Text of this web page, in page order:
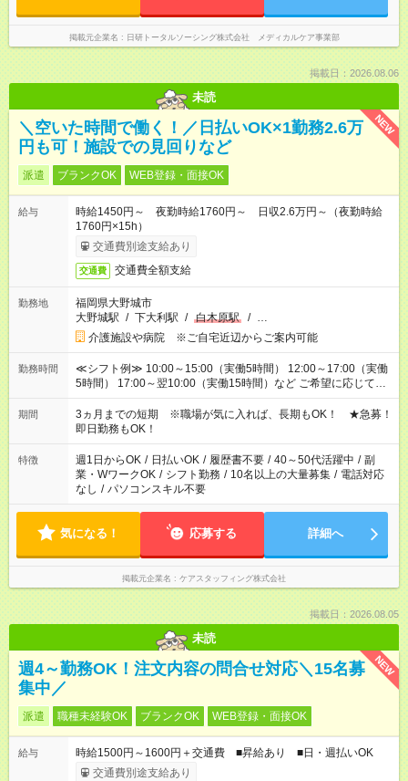
掲載元企業名 日研トータルソーシング株式会社 メディカルケア事業部
掲載日：2026.08.06
未読
NEW
＼空いた時間で働く！／日払いOK×1勤務2.6万
円も可！施設での見回りなど
派遣 ブランクOK WEB登録・面接OK
給与
時給1450円～ 夜勤時給1760円～ 日収2.6万円～（夜勤時給
1760円×15h）
交通費別途支給あり
交通費 交通費全額支給
勤務地
福岡県大野城市
大野城駅 / 下大利駅 / 白木原駅 / …
介護施設や病院 ※ご自宅近辺からご案内可能
勤務時間
≪シフト例≫ 10:00～15:00（実働5時間） 12:00～17:00（実働
5時間） 17:00～翌10:00（実働15時間）など ご希望に応じて、
働く時間は調整できます！ お気軽に担当へ相談ください！
期間
3ヵ月までの短期 ※職場が気に入れば、長期もOK！ ★急募！
即日勤務もOK！
特徴 週1日からOK / 日払いOK / 履歴書不要 / 40～50代活躍中 / 副
業・WワークOK / シフト勤務 / 10名以上の大量募集 / 電話対応
なし / パソコンスキル不要
気になる！ 応募する 詳細へ
掲載元企業名 ケアスタッフィング株式会社
掲載日：2026.08.05
未読
NEW
週4～勤務OK！注文内容の問合せ対応＼15名募
集中／
派遣 職種未経験OK ブランクOK WEB登録・面接OK
給与
時給1500円～1600円＋交通費 ■昇給あり ■日・週払いOK
交通費別途支給あり